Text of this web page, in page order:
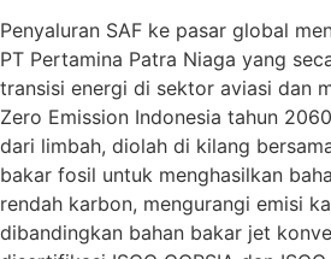
Penyaluran SAF ke pasar global
PT Pertamina Patra Niaga yang
transisi energi di sektor aviasi dan
Zero Emission Indonesia tahun
dari limbah, diolah di kilang
bakar fosil untuk menghasilkan
rendah karbon, mengurangi emisi
dibandingkan bahan bakar jet